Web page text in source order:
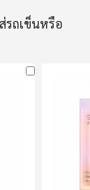
รถเข็นหรือ